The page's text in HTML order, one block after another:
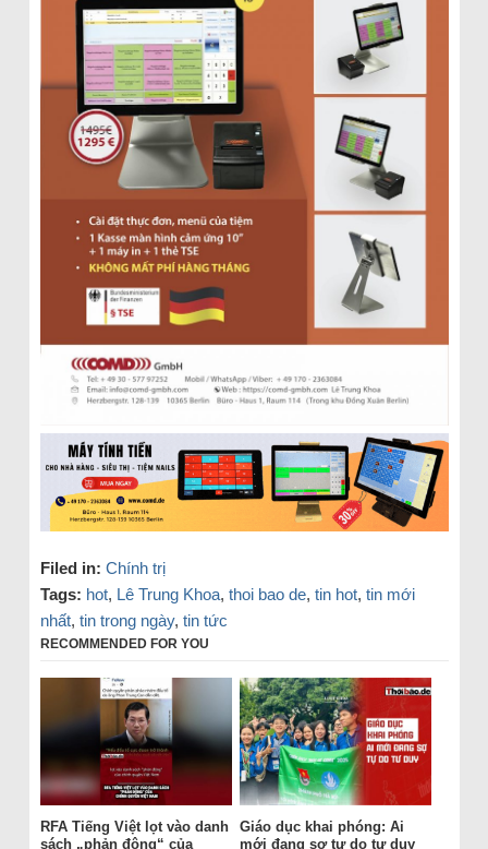
Filed in: Chính trị
Tags: hot, Lê Trung Khoa, thoi bao de, tin hot, tin mới
nhất, tin trong ngày, tin tức
RECOMMENDED FOR YOU
RFA Tiếng Việt lọt vào danh
sách „phản động“ của
Giáo dục khai phóng: Ai
mới đang sợ tự do tư duy